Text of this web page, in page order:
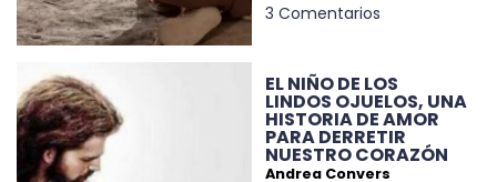
3 Comentarios
EL NIÑO DE LOS
LINDOS OJUELOS, UNA
HISTORIA DE AMOR
PARA DERRETIR
NUESTRO CORAZÓN
Andrea Convers